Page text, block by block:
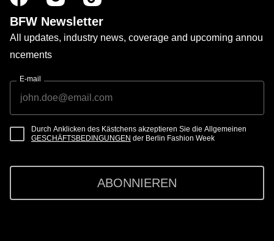
BFW Newsletter
All updates, industry news, coverage and upcoming annou
ncements
E-mail
Durch Anklicken des Kästchens akzeptieren Sie die Allgemeinen
GESCHÄFTSBEDINGUNGEN der Berlin Fashion Week
ABONNIEREN